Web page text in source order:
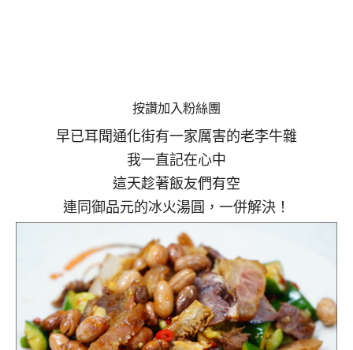
按讚加入粉絲團
早已耳聞通化街有一家厲害的老李牛雜
我一直記在心中
這天趁著飯友們有空
連同御品元的冰火湯圓，一併解決！